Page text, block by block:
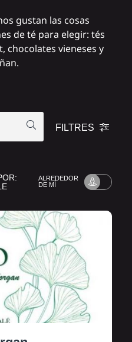
gustan las cosas
de té para elegir: tés
chocolates vieneses y
FILTRES
ALREDEDOR
DE MÍ